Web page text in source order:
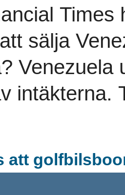
Times
sälja
Venezuela
intäkterna.
att